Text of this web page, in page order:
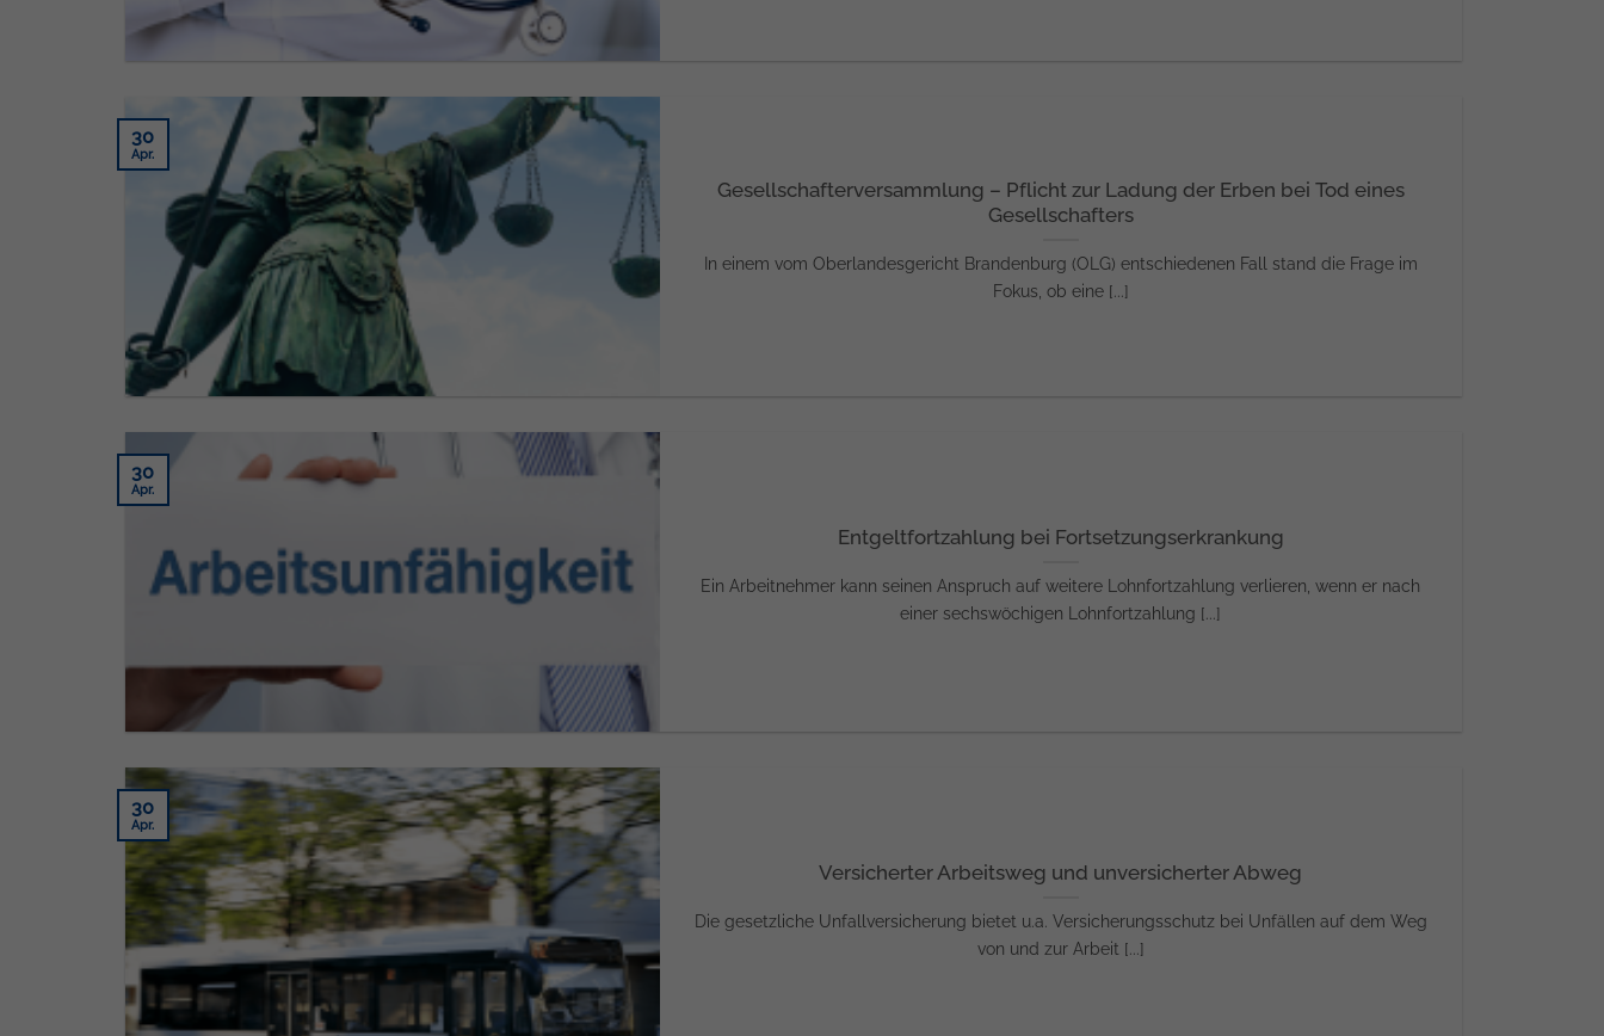
Gesellschafterversammlung – Pflicht zur Ladung der Erben bei Tod eines
Gesellschafters
In einem vom Oberlandesgericht Brandenburg (OLG) entschiedenen Fall stand die Frage im
Fokus, ob eine [...]
30
Apr.
Entgeltfortzahlung bei Fortsetzungserkrankung
Ein Arbeitnehmer kann seinen Anspruch auf weitere Lohnfortzahlung verlieren, wenn er nach
einer sechswöchigen Lohnfortzahlung [...]
30
Apr.
Versicherter Arbeitsweg und unversicherter Abweg
Die gesetzliche Unfallversicherung bietet u.a. Versicherungsschutz bei Unfällen auf dem Weg
von und zur Arbeit [...]
30
Apr.